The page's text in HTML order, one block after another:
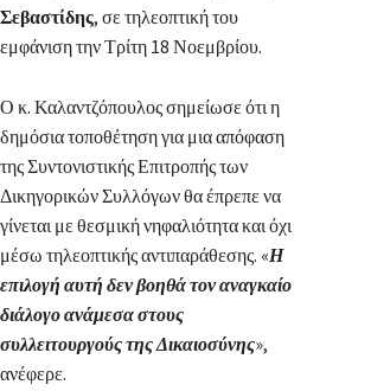
Σεβαστίδης, σε τηλεοπτική του
εμφάνιση την Τρίτη 18 Νοεμβρίου.
Ο κ. Καλαντζόπουλος σημείωσε ότι η
δημόσια τοποθέτηση για μια απόφαση
της Συντονιστικής Επιτροπής των
Δικηγορικών Συλλόγων θα έπρεπε να
γίνεται με θεσμική νηφαλιότητα και όχι
μέσω τηλεοπτικής αντιπαράθεσης. «Η
επιλογή αυτή δεν βοηθά τον αναγκαίο
διάλογο ανάμεσα στους
συλλειτουργούς της Δικαιοσύνης»,
ανέφερε.